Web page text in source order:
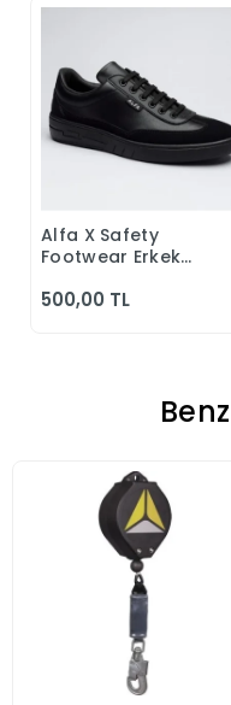
Sepete Ekle
Alfa X Safety
Footwear Erkek
Klasik Ayakkabı
500,00 TL